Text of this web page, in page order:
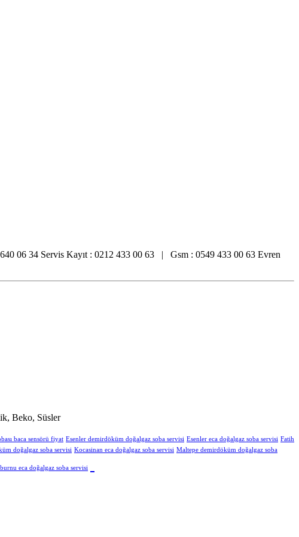
06 34 Servis Kayıt : 0212 433 00 63 | Gsm : 0549 433 00 63 Evren
Beko, Süsler
baca sensörü fiyat Esenler demirdöküm doğalgaz soba servisi Esenler eca doğalgaz soba servisi Fatih
doğalgaz soba servisi Kocasinan eca doğalgaz soba servisi Maltepe demirdöküm doğalgaz soba
eca doğalgaz soba servisi